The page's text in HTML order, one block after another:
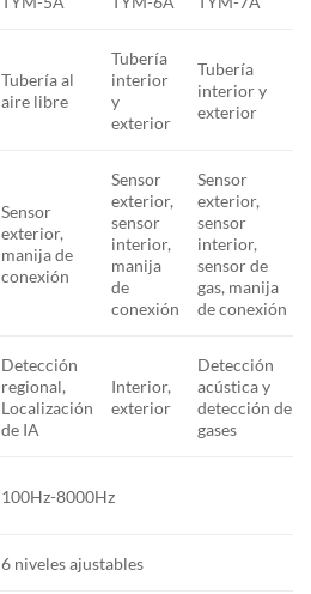
Tubería al
aire libre
Tubería
interior
y
exterior
Tubería
interior y
exterior
Sensor
exterior,
manija de
conexión
Sensor
exterior,
sensor
interior,
manija
de
conexión
Sensor
exterior,
sensor
interior,
sensor de
gas, manija
de conexión
Detección
regional,
Localización
de IA
Interior,
exterior
Detección
acústica y
detección de
gases
100Hz-8000Hz
6 niveles ajustables